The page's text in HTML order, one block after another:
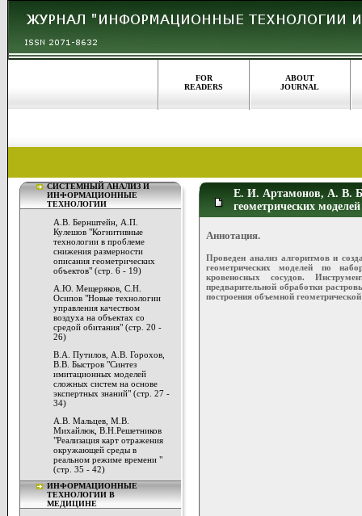
FOR
READERS
ABOUT
JOURNAL
СИСТЕМНЫЙ АНАЛИЗ И
ИНФОРМАЦИОННЫЕ
ТЕХНОЛОГИИ
А.В. Бернштейн, А.П.
Кулешов "Когнитивные
технологии в проблеме
снижения размерности
описания геометрических
объектов" (стр. 6 - 19)
А.Ю. Мещеряков, С.Н.
Осипов "Новые технологии
управления качеством
воздуха на объектах со
средой обитания" (стр. 20 -
26)
В.А. Путилов, А.В. Горохов,
В.В. Быстров "Синтез
имитационных моделей
сложных систем на основе
экспертных знаний" (стр. 27 -
34)
А.В. Мальцев, М.В.
Михайлюк, В.Н.Решетников
"Реализация карт отражения
окружающей среды в
реальном режиме времени "
(стр. 35 - 42)
ИНФОРМАЦИОННЫЕ
ТЕХНОЛОГИИ В
МЕДИЦИНЕ
Е. И. Артамонов, А. В.
геометрических
Аннотация.
Проведен анализ алгоритмов и
геометрических моделей по
кровеносных сосудов.
предварительной обработки
построения объемной